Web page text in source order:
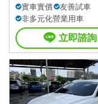
實車實價
友善試車
非多元化營業用車
立即諮詢